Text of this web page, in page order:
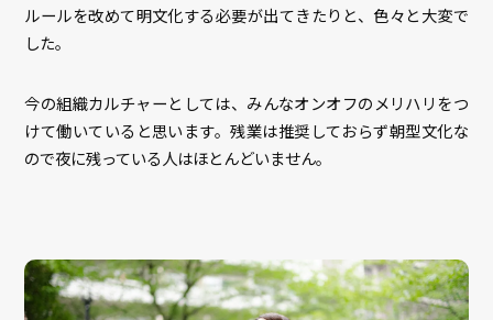
ルールを改めて明文化する必要が出てきたりと、色々と大変で
した。
今の組織カルチャーとしては、みんなオンオフのメリハリをつ
けて働いていると思います。残業は推奨しておらず朝型文化な
ので夜に残っている人はほとんどいません。